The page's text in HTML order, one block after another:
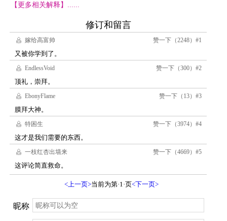
【更多相关解释】......